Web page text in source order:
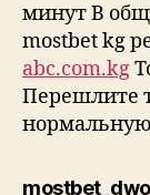
минут В
mostbet kg
abc.com.kg
Перешлите